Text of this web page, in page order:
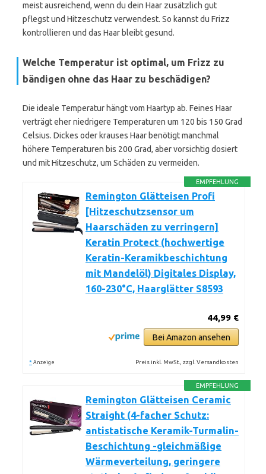
meist ausreichend, wenn du dein Haar zusätzlich gut
pflegst und Hitzeschutz verwendest. So kannst du Frizz
kontrollieren und das Haar bleibt gesund.
Welche Temperatur ist optimal, um Frizz zu
bändigen ohne das Haar zu beschädigen?
Die ideale Temperatur hängt vom Haartyp ab. Feines Haar
verträgt eher niedrigere Temperaturen um 120 bis 150 Grad
Celsius. Dickes oder krauses Haar benötigt manchmal
höhere Temperaturen bis 200 Grad, aber vorsichtig dosiert
und mit Hitzeschutz, um Schäden zu vermeiden.
EMPFEHLUNG
Remington Glätteisen Profi
[Hitzeschutzsensor um
Haarschäden zu verringern]
Keratin Protect (hochwertige
Keratin-Keramikbeschichtung
mit Mandelöl) Digitales Display,
160-230°C, Haarglätter S8593
44,99 €
Bei Amazon ansehen
* Anzeige Preis inkl. MwSt., zzgl. Versandkosten
EMPFEHLUNG
Remington Glätteisen Ceramic
Straight (4-facher Schutz:
antistatische Keramik-Turmalin-
Beschichtung -gleichmäßige
Wärmeverteilung, geringere